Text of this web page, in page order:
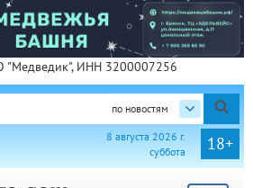
"Медведик", ИНН 3200007256
по новостям
18+
8 августа 2026 г.
суббота